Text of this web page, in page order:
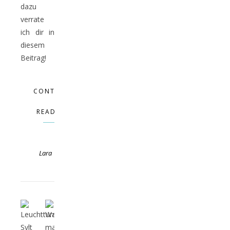
dazu
verrate
ich dir in
diesem
Beitrag!
CONTINUE
READING
Lara